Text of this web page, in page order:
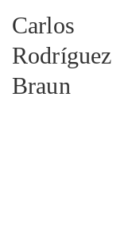
Carlos
Rodríguez
Braun